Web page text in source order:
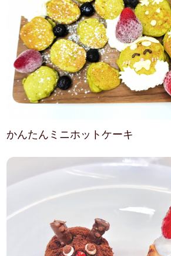
かんたんミニホットケーキ